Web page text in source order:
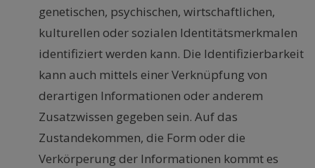
genetischen, psychischen, wirtschaftlichen,
kulturellen oder sozialen Identitätsmerkmalen
identifiziert werden kann. Die Identifizierbarkeit
kann auch mittels einer Verknüpfung von
derartigen Informationen oder anderem
Zusatzwissen gegeben sein. Auf das
Zustandekommen, die Form oder die
Verkörperung der Informationen kommt es